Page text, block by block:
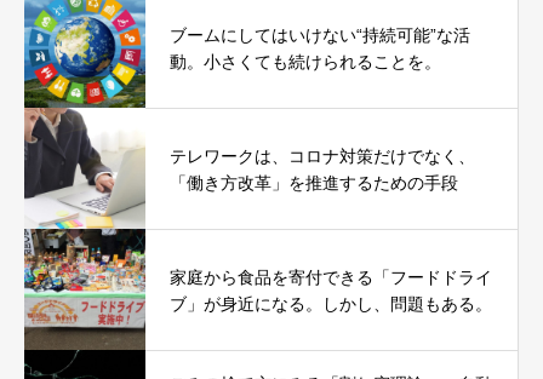
ブームにしてはいけない“持続可能”な活
動。小さくても続けられることを。
テレワークは、コロナ対策だけでなく、
「働き方改革」を推進するための手段
家庭から食品を寄付できる「フードドライ
ブ」が身近になる。しかし、問題もある。